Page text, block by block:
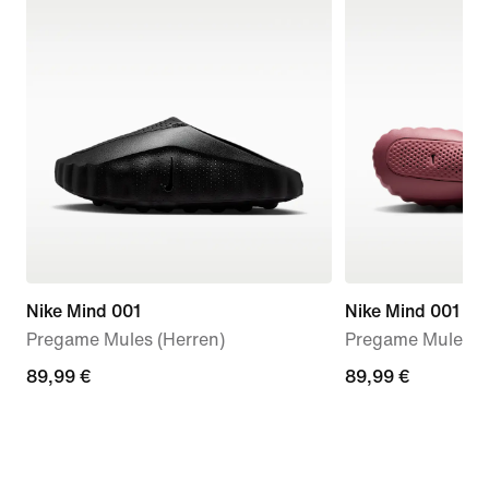
Nike Mind 001
Pregame Mules (Herren)
89,99 €
89,99 €
Nike Mind 001
Pregame Mule
89,99 €
89,99 €